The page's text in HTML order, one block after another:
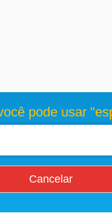
pode usar
Cancelar